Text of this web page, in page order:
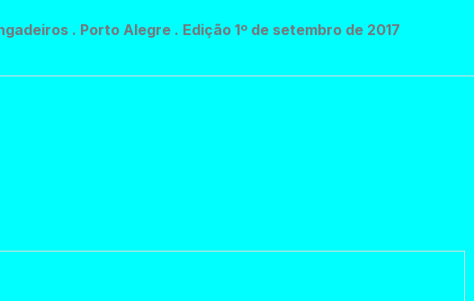
. Porto Alegre . Edição 1º de setembro de 2017